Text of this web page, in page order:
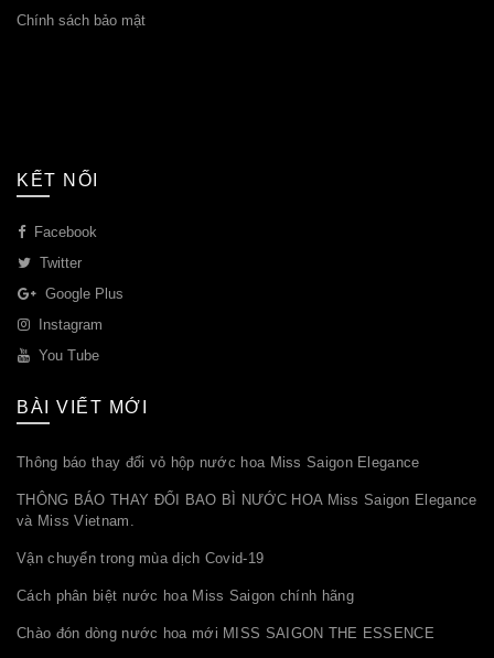
Chính sách bảo mật
KẾT NỐI
Facebook
Twitter
Google Plus
Instagram
You Tube
BÀI VIẾT MỚI
Thông báo thay đổi vỏ hộp nước hoa Miss Saigon Elegance
THÔNG BÁO THAY ĐỔI BAO BÌ NƯỚC HOA Miss Saigon Elegance
và Miss Vietnam.
Vận chuyển trong mùa dịch Covid-19
Cách phân biệt nước hoa Miss Saigon chính hãng
Chào đón dòng nước hoa mới MISS SAIGON THE ESSENCE